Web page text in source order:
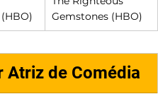
Gemstones (HBO)
Atriz de Comédia